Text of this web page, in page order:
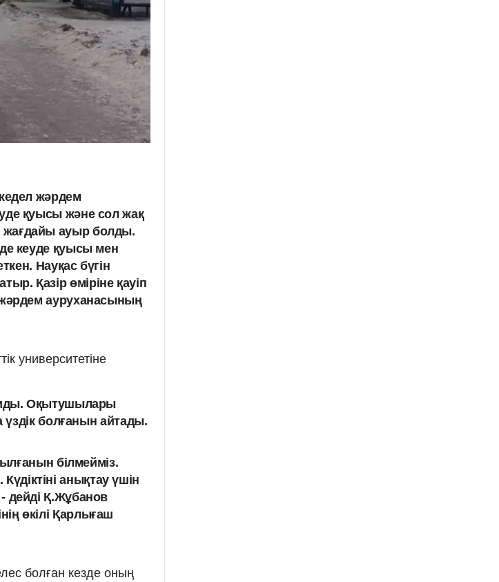
жәрдем
қуысы және сол жақ
жағдайы ауыр болды.
кеуде қуысы мен
Науқас бүгін
Қазір өміріне қауіп
ауруханасының
университетіне
Оқытушылары
үздік болғанын айтады.
білмейміз.
анықтау үшін
дейді Қ.Жұбанов
өкілі Қарлығаш
болған кезде оның